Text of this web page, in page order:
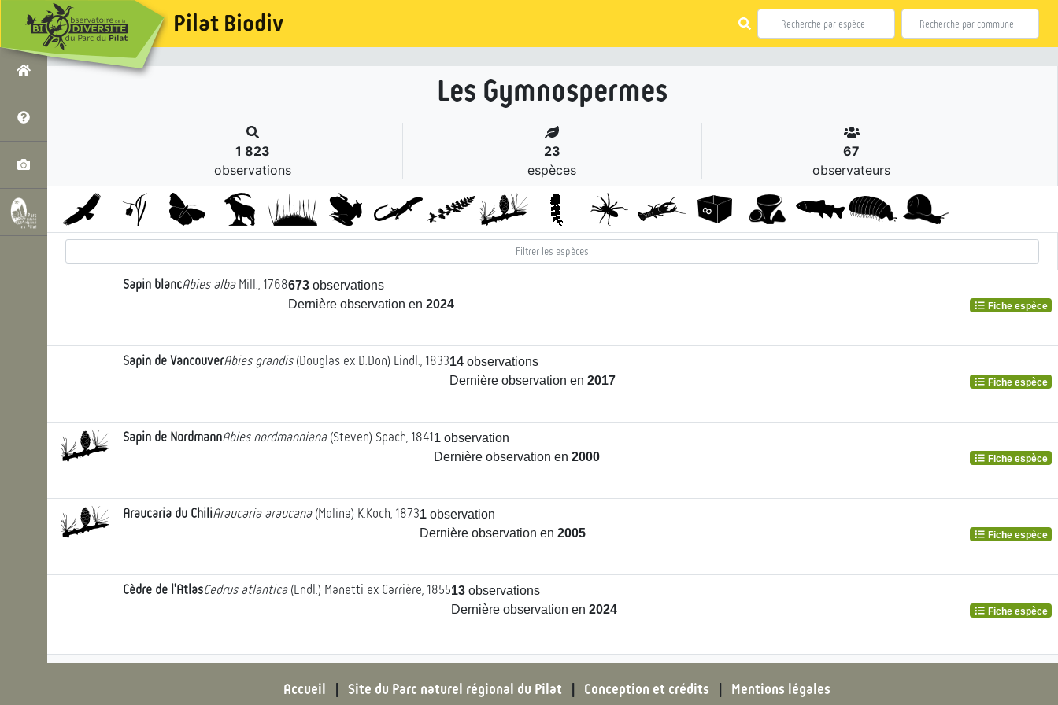
Pilat Biodiv
Les Gymnospermes
1 823
observations
23
espèces
67
observateurs
Sapin blancAbies albaMill., 1768673 observations
Dernière observation en 2024 Fiche espèce
Sapin de VancouverAbies grandis(Douglas ex D.Don) Lindl., 183314 observations
Dernière observation en 2017 Fiche espèce
Sapin de NordmannAbies nordmanniana(Steven) Spach, 18411 observation
Dernière observation en 2000 Fiche espèce
Araucaria du ChiliAraucaria araucana(Molina) K.Koch, 18731 observation
Dernière observation en 2005 Fiche espèce
Cèdre de l'AtlasCedrus atlantica(Endl.) Manetti ex Carrière, 185513 observations
Dernière observation en 2024 Fiche espèce
Cèdre du LibanCedrus libaniA.Rich., 18232observations
Dernière observation en2018
Accueil Site du Parc naturel régional du Pilat Conception et crédits Mentions légales